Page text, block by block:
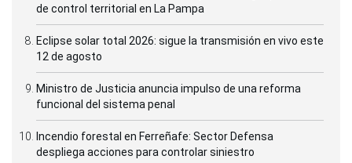
de control territorial en La Pampa
Eclipse solar total 2026: sigue la transmisión en vivo este
12 de agosto
Ministro de Justicia anuncia impulso de una reforma
funcional del sistema penal
Incendio forestal en Ferreñafe: Sector Defensa
despliega acciones para controlar siniestro